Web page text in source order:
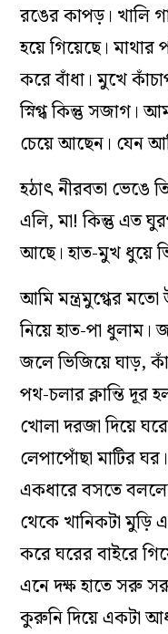
রঙের কাপড়। খালি
হয়ে গিয়েছে।
করে বাঁধা। মুখে
স্নিগ্ধ কিন্তু সজাগ।
চেয়ে আছেন। যেন
হঠাৎ নীরবতা ভেঙে
এলি, মা! কিন্তু এত
আছে। হাত-মুখ ধুয়ে
আমি মন্ত্রমুগ্ধের
নিয়ে হাত-পা
জলে ভিজিয়ে ঘাড়,
পথ-চলার ক্লান্তি দূর
খোলা দরজা দিয়ে
লেপাপোঁছা মাটির
একধারে বসতে
থেকে খানিকটা মুড়ি
করে ঘরের বাইরে
এনে দক্ষ হাতে সরু
কুরুনি দিয়ে একটা